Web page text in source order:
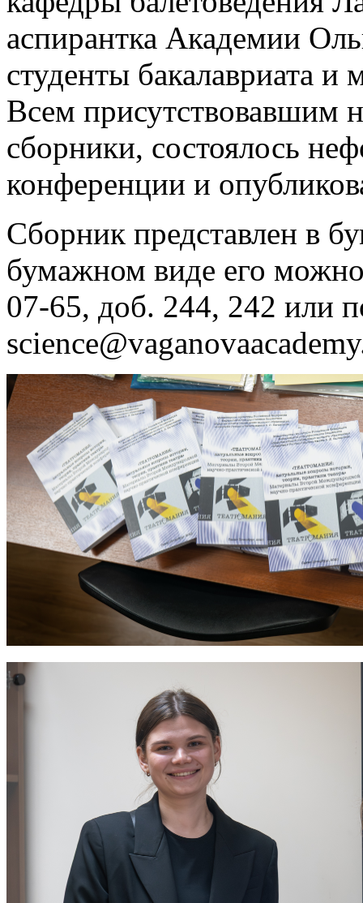
аспирантка Академии
студенты бакалавриата и
Всем присутствовавшим
сборники, состоялось
конференции и
Сборник представлен в
бумажном виде его
07-65, доб. 244, 242 или